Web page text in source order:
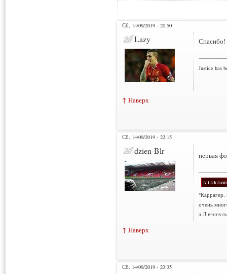
Сб, 14/09/2019 - 20:50
Lazy Спасибо!
Justice has
↑ Наверх
Сб, 14/09/2019 - 22:15
dzien-Blr первая
"Каррагер,
очень
а
↑ Наверх
Сб, 14/09/2019 - 23:35